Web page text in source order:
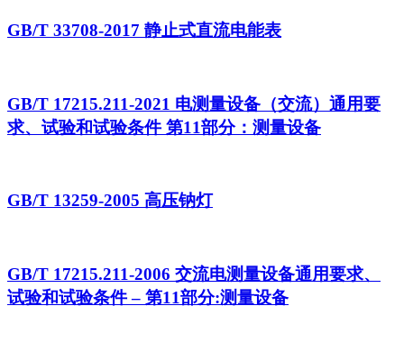
GB/T 33708-2017 静止式直流电能表
GB/T 17215.211-2021 电测量设备（交流）通用要
求、试验和试验条件 第11部分：测量设备
GB/T 13259-2005 高压钠灯
GB/T 17215.211-2006 交流电测量设备通用要求、
试验和试验条件 – 第11部分:测量设备